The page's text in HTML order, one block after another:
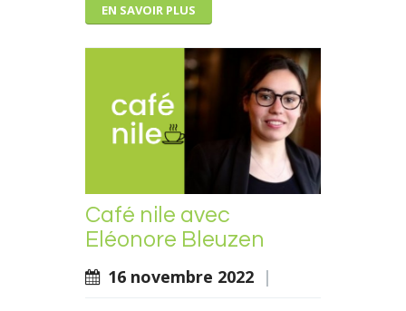
EN SAVOIR PLUS
Café nile avec
Eléonore Bleuzen
16 novembre 2022 |